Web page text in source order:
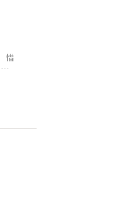
惜